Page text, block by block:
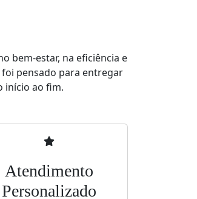
bem-estar, na eficiência e
pensado para entregar
início ao fim.
Atendimento
Personalizado